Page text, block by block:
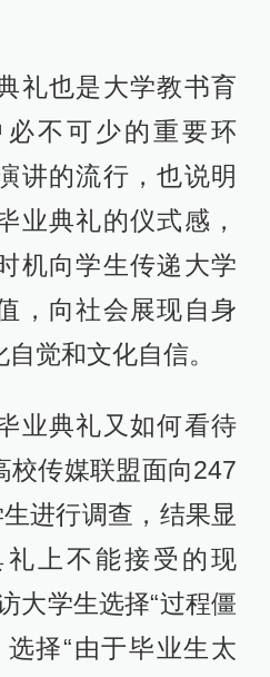
礼也是大学教书育
不可少的重要环
讲的流行，也说明
业典礼的仪式感，
机向学生传递大学
，向社会展现自身
觉和文化自信。
业典礼又如何看待
校传媒联盟面向247
进行调查，结果显
上不能接受的现
大学生选择“过程僵
择“由于毕业生太